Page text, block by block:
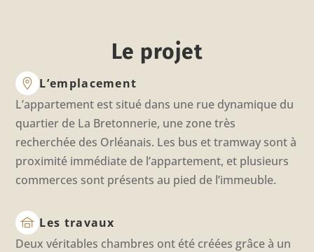
Le projet
L’emplacement
L’appartement est situé dans une rue dynamique du
quartier de La Bretonnerie, une zone très
recherchée des Orléanais. Les bus et tramway sont à
proximité immédiate de l’appartement, et plusieurs
commerces sont présents au pied de l’immeuble.
Les travaux
Deux véritables chambres ont été créées grâce à un